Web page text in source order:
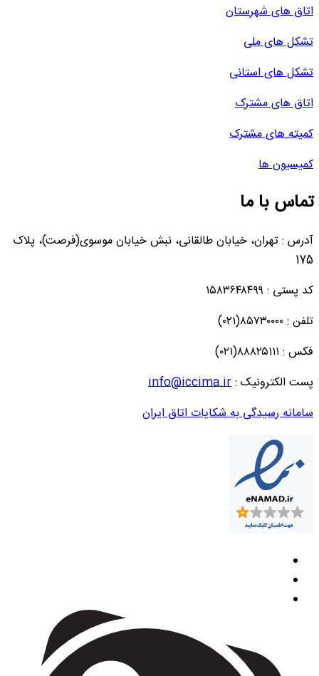
اتاق های شهرستان
تشکل های ملی
تشکل های استانی
اتاق های مشترک
کمیته های مشترک
کمیسیون ها
تماس با ما
آدرس : تهران، خیابان طالقانی، نبش خیابان موسوی(فرصت)، پلاک
175
کد پستی : ۱۵۸۳۶۴۸۴۹۹
تلفن : ۸۵۷۳۰۰۰۰(۰۲۱)
فکس : ۸۸۸۲۵۱۱۱(۰۲۱)
پست الکترونیک :info@iccima.ir
سامانه رسیدگی به شکایات اتاق ایران